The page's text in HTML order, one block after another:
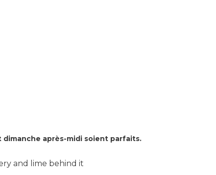
après-midi soient parfaits.